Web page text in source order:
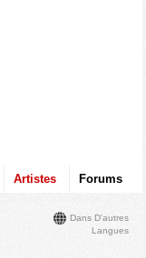
Artistes Forums
Dans D'autres
Langues